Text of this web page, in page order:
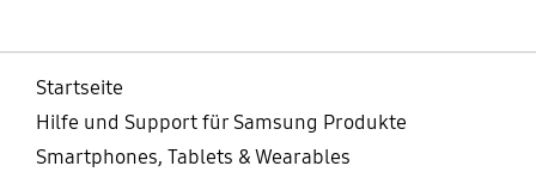
Startseite
Hilfe und Support für Samsung Produkte
Smartphones, Tablets & Wearables